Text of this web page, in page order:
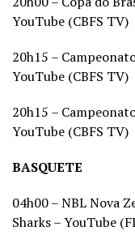
YouTube (CBFS TV)
20h15 –
YouTube (CBFS TV)
20h15 –
YouTube (CBFS TV)
BASQUETE
04h00 – NBL Nova
Sharks – YouTube